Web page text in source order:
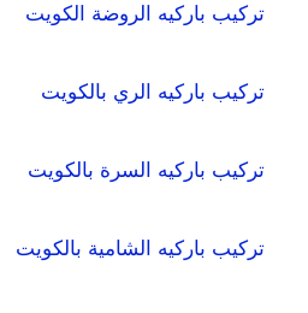
تركيب باركيه الروضة الكويت
تركيب باركيه الري بالكويت
تركيب باركيه السرة بالكويت
تركيب باركيه الشامية بالكويت